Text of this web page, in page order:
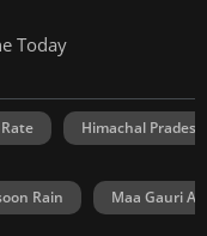
Today
Himachal
Rain Maa Gauri